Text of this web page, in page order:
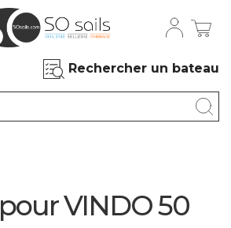
Rechercher un bateau
VINDO 50